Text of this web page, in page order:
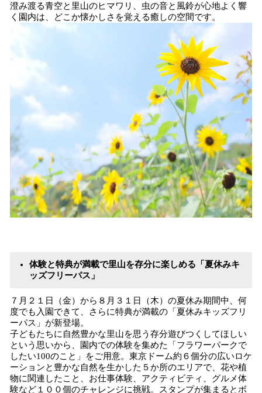
澄み渡る青空と里山のヒマワリ、虫の音と風鈴が心地よく響
く園内は、どこか懐かしさを覚える癒しの空間です。
体験と特典が満載で里山を存分に楽しめる「夏休みキ
ッズフリーパス」
７月２１日（金）から８月３１日（木）の夏休み期間中、何
度でも入園できて、さらに特典が満載の「夏休みキッズフリ
ーパス」が新登場。
子どもたちに自然豊かな里山を思う存分遊びつくしてほしい
という思いから、園内での体験を集めた「フラワーパークで
したい100のこと」をご用意。東京ドーム約６個分の広いロケ
ーションと豊かな自然を生かした５か所のエリアで、花や植
物に関連したこと、お仕事体験、アクティビティ、グルメ体
験など１００個のチャレンジに挑戦。スタンプが集まるとボ